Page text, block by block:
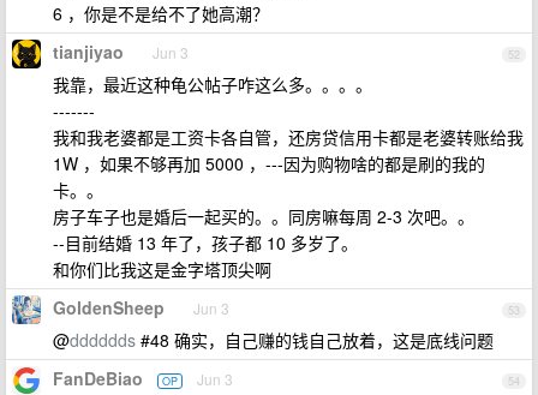
6 ，你是不是给不了她高潮？
52
tianjiyao Jun 3
我靠，最近这种龟公帖子咋这么多。。。。
-------
我和我老婆都是工资卡各自管，还房贷信用卡都是老婆转账给我
1W ，如果不够再加 5000 ，---因为购物啥的都是刷的我的
卡。。
房子车子也是婚后一起买的。。同房嘛每周 2-3 次吧。。
--目前结婚 13 年了，孩子都 10 多岁了。
和你们比我这是金字塔顶尖啊
53
GoldenSheep Jun 3
@dddddds #48 确实，自己赚的钱自己放着，这是底线问题
54
FanDeBiao OP Jun 3